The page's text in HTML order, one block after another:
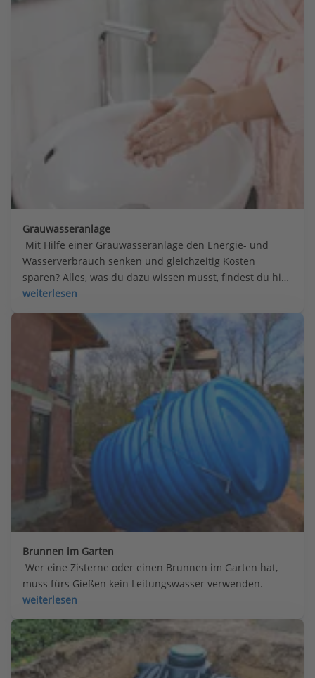
Grauwasseranlage
Mit Hilfe einer Grauwasseranlage den Energie- und
Wasserverbrauch senken und gleichzeitig Kosten
sparen? Alles, was du dazu wissen musst, findest du hier
zum Nachlesen.
weiterlesen
Brunnen im Garten
Wer eine Zisterne oder einen Brunnen im Garten hat,
muss fürs Gießen kein Leitungswasser verwenden.
weiterlesen